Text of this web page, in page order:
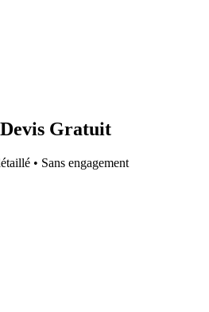
Gratuit
• Sans engagement